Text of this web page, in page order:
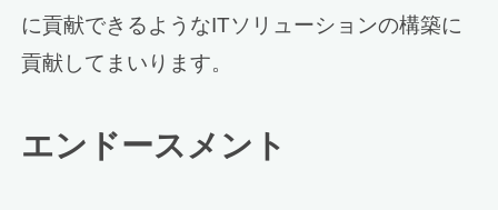
に貢献できるようなITソリューションの構築に
貢献してまいります。
エンドースメント